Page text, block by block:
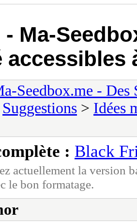
Ma-
accessibles
Seedbox.me - Des
Suggestions > Idées
: Black
actuellement la version
le bon formatage.